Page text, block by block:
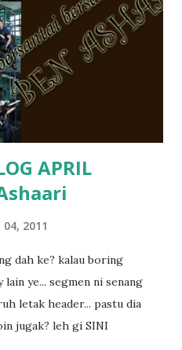
tapi nampaknya kenal huruf
ingat balik.. aku mula fikir
jenis budak yang ada
nanti la aku cerita pasal
keputusan pu...
APRIL
2011
dah ke? kalau boring
ye... segmen ni senang
letak header... pastu dia
jugak? leh gi SINI